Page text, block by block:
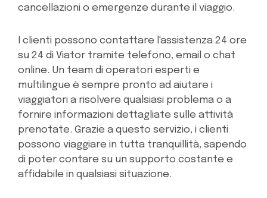
cancellazioni o emergenze durante il viaggio.
I clienti possono contattare l'assistenza 24 ore
su 24 di Viator tramite telefono, email o chat
online. Un team di operatori esperti e
multilingue è sempre pronto ad aiutare i
viaggiatori a risolvere qualsiasi problema o a
fornire informazioni dettagliate sulle attività
prenotate. Grazie a questo servizio, i clienti
possono viaggiare in tutta tranquillità, sapendo
di poter contare su un supporto costante e
affidabile in qualsiasi situazione.